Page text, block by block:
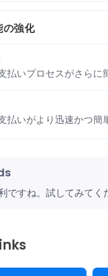
の強化
払いプロセスがさらに
払いがより迅速かつ簡
ですね。試してみてく